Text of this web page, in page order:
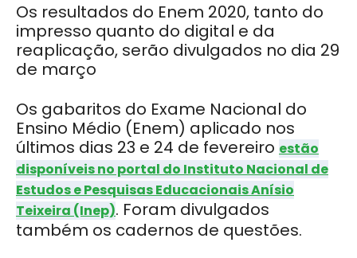
Os resultados do Enem 2020, tanto do
impresso quanto do digital e da
reaplicação, serão divulgados no dia 29
de março
Os gabaritos do Exame Nacional do
Ensino Médio (Enem) aplicado nos
últimos dias 23 e 24 de fevereiro estão
disponíveis no portal do Instituto Nacional de
Estudos e Pesquisas Educacionais Anísio
Teixeira (Inep). Foram divulgados
também os cadernos de questões.